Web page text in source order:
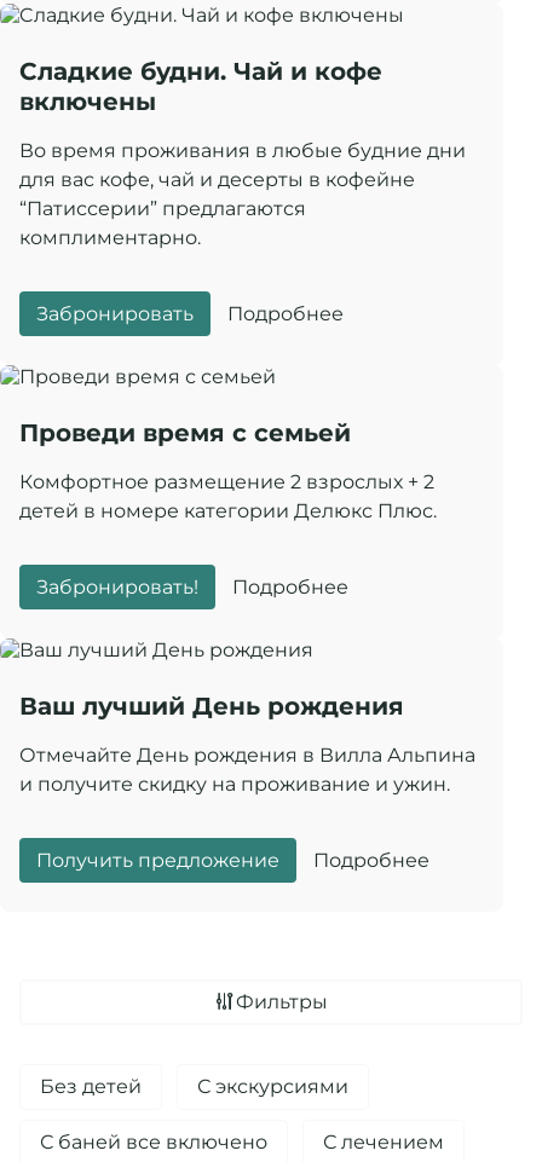
Cладкие будни. Чай и кофе
включены
Во время проживания в любые будние дни
для вас кофе, чай и десерты в кофейне
“Патиссерии” предлагаются
комплиментарно.
Забронировать Подробнее
Проведи время с семьей
Комфортное размещение 2 взрослых + 2
детей в номере категории Делюкс Плюс.
Забронировать! Подробнее
Ваш лучший День рождения
Отмечайте День рождения в Вилла Альпина
и получите скидку на проживание и ужин.
Получить предложение Подробнее
Фильтры
Без детей С экскурсиями
С баней все включено С лечением